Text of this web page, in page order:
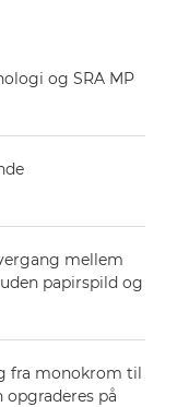
og SRA MP
mellem
papirspild og
fra monokrom til
på